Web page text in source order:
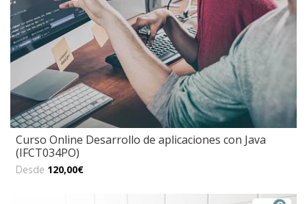
Curso Online Desarrollo de aplicaciones con Java
(IFCT034PO)
Desde 120,00€